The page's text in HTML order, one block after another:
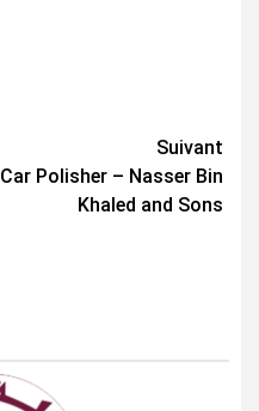
Suivant
Car Polisher – Nasser Bin
Khaled and Sons